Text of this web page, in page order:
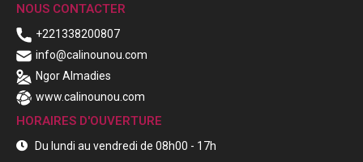
NOUS CONTACTER
+221338200807
info@calinounou.com
Ngor Almadies
www.calinounou.com
HORAIRES D'OUVERTURE
Du lundi au vendredi de 08h00 - 17h